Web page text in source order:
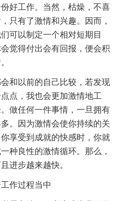
好工作。当然，枯燥，不喜
只有了激情和兴趣。因而，
可以制定一个相对短期目
觉得付出会有回报，便会积
和以前的自己比较，若发现
点，我也会更加激情地工
做任何一件事情，一旦拥有
。因为激情会使你持续的关
享受到成就的快感时，你就
种良性的激情循环。那么，
进步越来越快。
作过程当中